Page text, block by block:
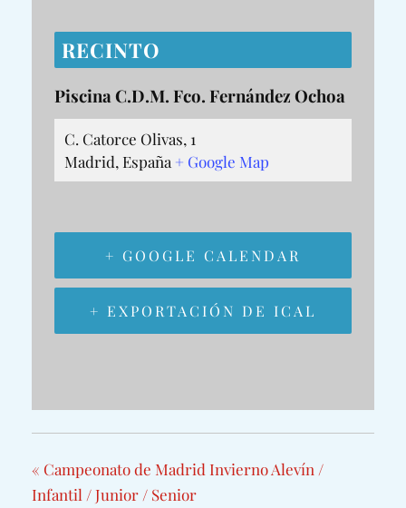
RECINTO
Piscina C.D.M. Fco. Fernández Ochoa
C. Catorce Olivas, 1
Madrid, España + Google Map
+ GOOGLE CALENDAR
+ EXPORTACIÓN DE ICAL
« Campeonato de Madrid Invierno Alevín /
Infantil / Junior / Senior